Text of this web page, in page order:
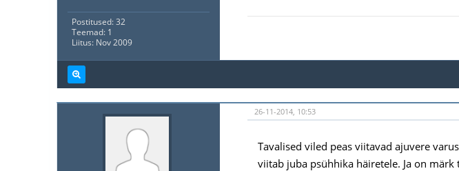
Postitused: 32
Teemad: 1
Liitus: Nov 2009
26-11-2014, 10:53
Tavalised viled peas viitavad ajuvere
viitab juba psühhika häiretele. Ja on